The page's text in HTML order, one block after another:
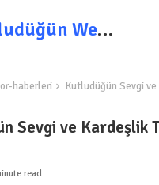
Kutludüğün Web Sitesi
haberleri
Kutludüğün Sevgi ve
Sevgi ve Kardeşlik
read